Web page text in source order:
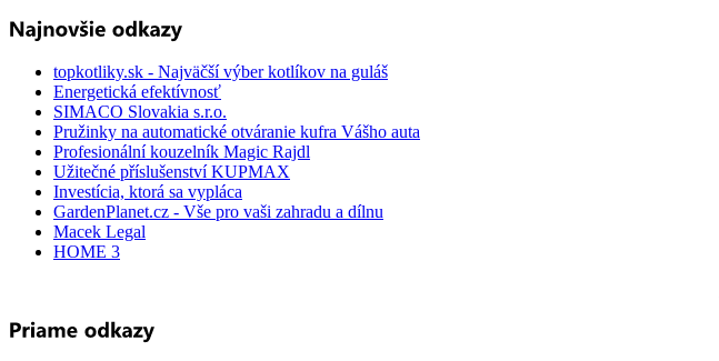
topkotliky.sk - Najväčší výber kotlíkov na guláš
Energetická efektívnosť
SIMACO Slovakia s.r.o.
Pružinky na automatické otváranie kufra Vášho auta
Profesionální kouzelník Magic Rajdl
Užitečné příslušenství KUPMAX
Investícia, ktorá sa vypláca
GardenPlanet.cz - Vše pro vaši zahradu a dílnu
Macek Legal
HOME 3